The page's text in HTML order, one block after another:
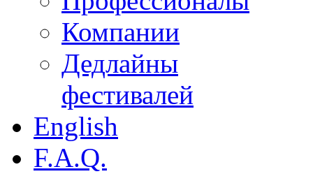
Компании
Дедлайны
фестивалей
English
F.A.Q.